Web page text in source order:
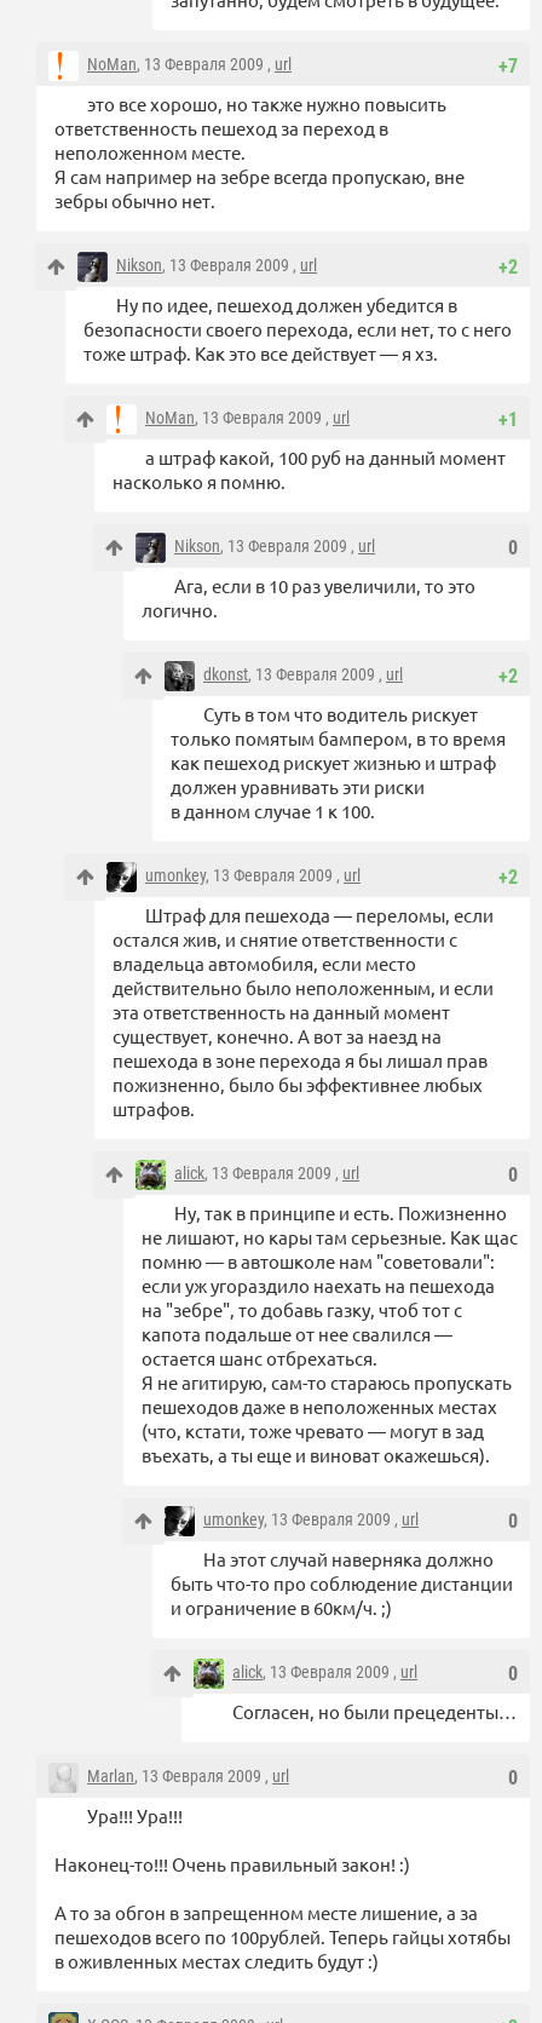
+7
NoMan, 13 Февраля 2009 , url
это все хорошо, но также нужно повысить
ответственность пешеход за переход в
неположенном месте.
Я сам например на зебре всегда пропускаю, вне
зебры обычно нет.
+2
Nikson, 13 Февраля 2009 , url
Ну по идее, пешеход должен убедится в
безопасности своего перехода, если нет, то с него
тоже штраф. Как это все действует — я хз.
+1
NoMan, 13 Февраля 2009 , url
а штраф какой, 100 руб на данный момент
насколько я помню.
0
Nikson, 13 Февраля 2009 , url
Ага, если в 10 раз увеличили, то это
логично.
+2
dkonst, 13 Февраля 2009 , url
Суть в том что водитель рискует
только помятым бампером, в то время
как пешеход рискует жизнью и штраф
должен уравнивать эти риски
в данном случае 1 к 100.
+2
umonkey, 13 Февраля 2009 , url
Штраф для пешехода — переломы, если
остался жив, и снятие ответственности с
владельца автомобиля, если место
действительно было неположенным, и если
эта ответственность на данный момент
существует, конечно. А вот за наезд на
пешехода в зоне перехода я бы лишал прав
пожизненно, было бы эффективнее любых
штрафов.
0
alick, 13 Февраля 2009 , url
Ну, так в принципе и есть. Пожизненно
не лишают, но кары там серьезные. Как щас
помню — в автошколе нам "советовали":
если уж угораздило наехать на пешехода
на "зебре", то добавь газку, чтоб тот с
капота подальше от нее свалился —
остается шанс отбрехаться.
Я не агитирую, сам-то стараюсь пропускать
пешеходов даже в неположенных местах
(что, кстати, тоже чревато — могут в зад
въехать, а ты еще и виноват окажешься).
0
umonkey, 13 Февраля 2009 , url
На этот случай наверняка должно
быть что-то про соблюдение дистанции
и ограничение в 60км/ч. ;)
0
alick, 13 Февраля 2009 , url
Согласен, но были прецеденты…
0
Marlan, 13 Февраля 2009 , url
Ура!!! Ура!!!
Наконец-то!!! Очень правильный закон! :)
А то за обгон в запрещенном месте лишение, а за
пешеходов всего по 100рублей. Теперь гайцы хотябы
в оживленных местах следить будут :)